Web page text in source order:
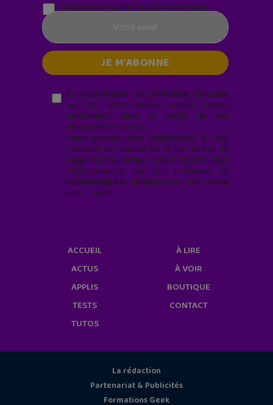
Parentalité numérique (le lundi matin)
En soumettant ce formulaire, j’accepte
que les informations saisies soient
exploitées* dans le cadre de ma
demande de contact.
Vous pouvez vous désabonner à tout
moment en cliquant sur le lien en bas de
page de nos emails. Pour obtenir plus
d'informations sur nos pratiques de
confidentialité, rendez-vous sur notre
site web
ACCUEIL
ACTUS
APPLIS
TESTS
TUTOS
À LIRE
À VOIR
BOUTIQUE
CONTACT
La rédaction
Partenariat & Publicités
Formations Geek